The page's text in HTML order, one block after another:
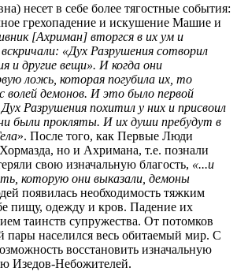
несет в себе более тягостные события:
грехопадение и искушение Машие и
[Ахриман] вторгся в их ум и
«Дух Разрушения сотворил
и другие вещи». И когда они
ложь, которая погубила их, то
с волей демонов. И это было первой
Разрушения похитил у них и присвоил
были прокляты. И их души пребудут в
». После того, как Первые Люди
но и Ахримана, т.е. познали
свою изначальную благость, «...и
которую они выказали, демоны
появилась необходимость тяжким
пищу, одежду и кров. Падение их
таинств супружества. От потомков
пары населился весь обитаемый мир. С
восстановить изначальную
Изедов-Небожителей.